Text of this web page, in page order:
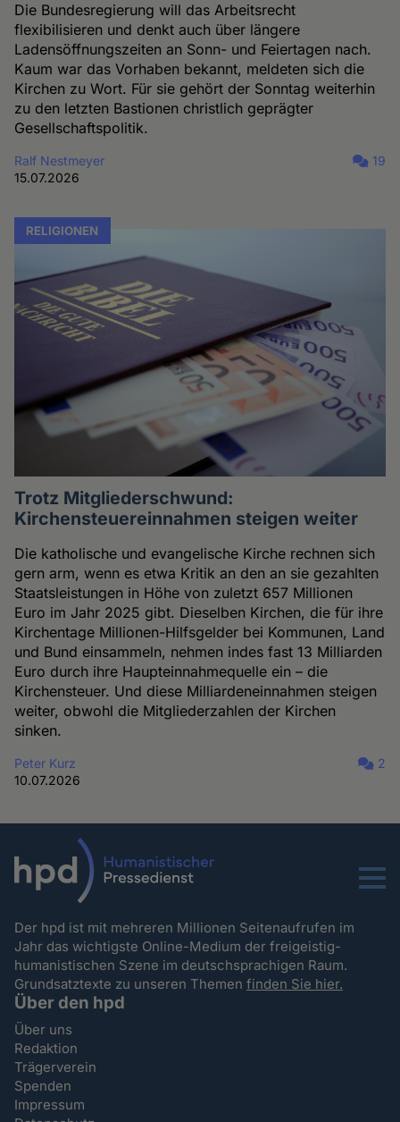
Die Bundesregierung will das Arbeitsrecht
flexibilisieren und denkt auch über längere
Ladensöffnungszeiten an Sonn- und Feiertagen nach.
Kaum war das Vorhaben bekannt, meldeten sich die
Kirchen zu Wort. Für sie gehört der Sonntag weiterhin
zu den letzten Bastionen christlich geprägter
Gesellschaftspolitik.
Ralf Nestmeyer
15.07.2026
19
RELIGIONEN
Trotz Mitgliederschwund:
Kirchensteuereinnahmen steigen weiter
Die katholische und evangelische Kirche rechnen sich
gern arm, wenn es etwa Kritik an den an sie gezahlten
Staatsleistungen in Höhe von zuletzt 657 Millionen
Euro im Jahr 2025 gibt. Dieselben Kirchen, die für ihre
Kirchentage Millionen-Hilfsgelder bei Kommunen, Land
und Bund einsammeln, nehmen indes fast 13 Milliarden
Euro durch ihre Haupteinnahmequelle ein – die
Kirchensteuer. Und diese Milliardeneinnahmen steigen
weiter, obwohl die Mitgliederzahlen der Kirchen
sinken.
Peter Kurz
10.07.2026
2
Menu
Der hpd ist mit mehreren Millionen Seitenaufrufen im
Jahr das wichtigste Online-Medium der freigeistig-
humanistischen Szene im deutschsprachigen Raum.
Grundsatztexte zu unseren Themenfinden Sie hier.
Über den hpd
Über uns
Redaktion
Trägerverein
Spenden
Impressum